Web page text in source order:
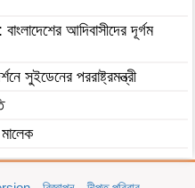
সভা অনুষ্ঠিত
জুলাই আন্দোলন: রেদোয়ান মাজহারি
চেষ্টার অভিযোগে
আদিবাসীদের দূর্গম
সুইডেনের পররাষ্ট্রমন্ত্রী